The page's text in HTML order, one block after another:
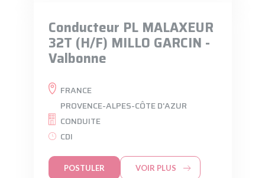
Conducteur PL MALAXEUR
32T (H/F) MILLO GARCIN -
Valbonne
FRANCE
PROVENCE-ALPES-CÔTE D'AZUR
CONDUITE
CDI
POSTULER VOIR PLUS